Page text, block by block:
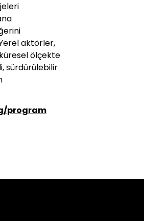
aktörler,
ölçekte
sürdürülebilir
program